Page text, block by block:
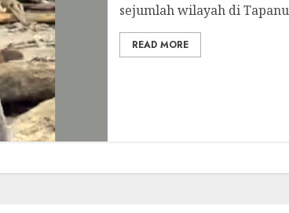
sejumlah wilayah di
READ MORE